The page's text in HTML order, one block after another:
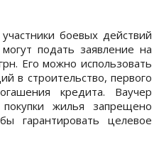
боевых действий
подать заявление на
Его можно использовать
в строительство, первого
кредита. Ваучер
жилья запрещено
гарантировать целевое